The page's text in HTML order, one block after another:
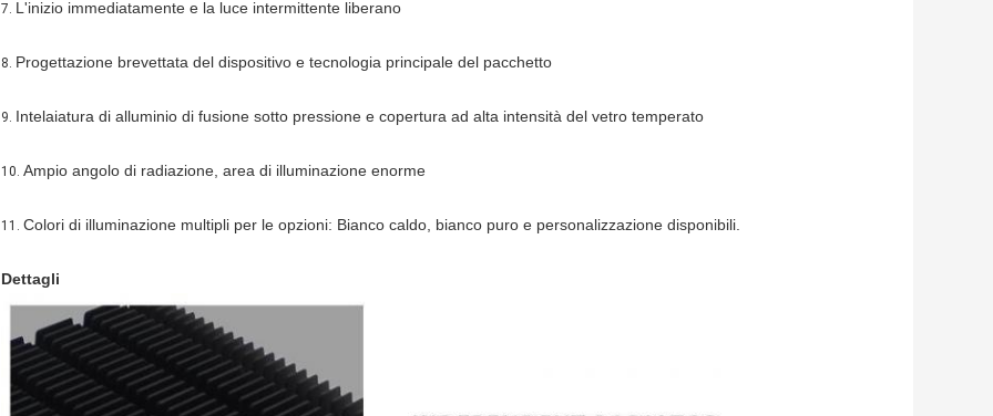
7. L'inizio immediatamente e la luce intermittente liberano
8. Progettazione brevettata del dispositivo e tecnologia principale del pacchetto
9. Intelaiatura di alluminio di fusione sotto pressione e copertura ad alta intensità del vetro temperato
10. Ampio angolo di radiazione, area di illuminazione enorme
11. Colori di illuminazione multipli per le opzioni: Bianco caldo, bianco puro e personalizzazione disponibili.
Dettagli